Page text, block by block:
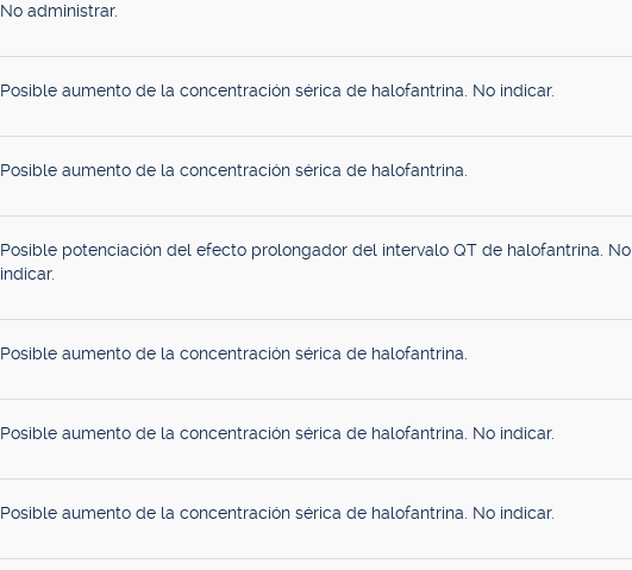
No administrar.
Posible aumento de la concentración sérica de halofantrina. No indicar.
Posible aumento de la concentración sérica de halofantrina.
Posible potenciación del efecto prolongador del intervalo QT de halofantrina. No
indicar.
Posible aumento de la concentración sérica de halofantrina.
Posible aumento de la concentración sérica de halofantrina. No indicar.
Posible aumento de la concentración sérica de halofantrina. No indicar.